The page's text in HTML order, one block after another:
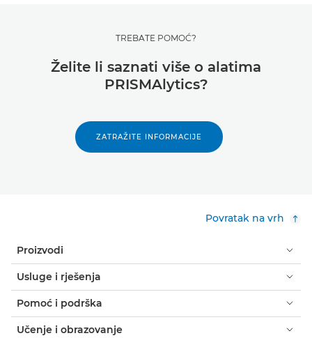
TREBATE POMOĆ?
Želite li saznati više o alatima
PRISMAlytics?
ZATRAŽITE INFORMACIJE
Povratak na vrh
Proizvodi
Usluge i rješenja
Pomoć i podrška
Učenje i obrazovanje